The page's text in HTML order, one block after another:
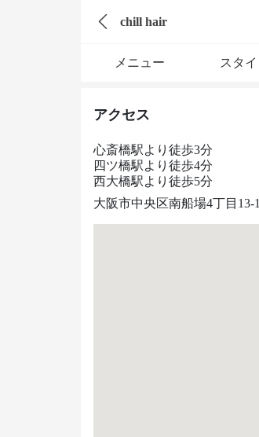
chill hair
メニュー スタ
アクセス
心斎橋駅より徒歩3分
四ツ橋駅より徒歩4分
西大橋駅より徒歩5分
大阪市中央区南船場4丁目